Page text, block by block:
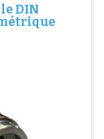
DIN